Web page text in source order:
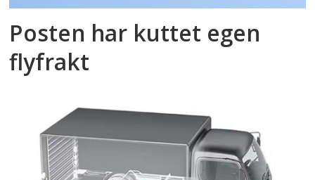
Posten har kuttet egen
flyfrakt